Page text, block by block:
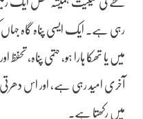
رہی ہے۔ ایک ایسی پناہ گاہ
میں یا تھکا ہارا ہو، حتمی پناہ،
آخری امید رہی ہے، اور اس دھرتی
میں رکھتا ہے۔